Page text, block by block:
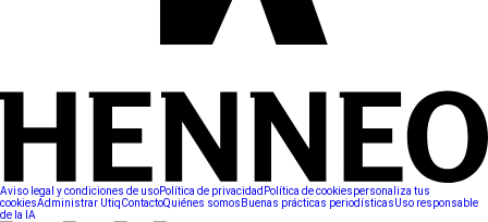
Aviso legal y condiciones de usoPolítica de privacidad Política de cookiespersonaliza tus
cookiesAdministrar UtiqContactoQuiénes somos Buenas prácticas periodísticasUso responsable
de la IA